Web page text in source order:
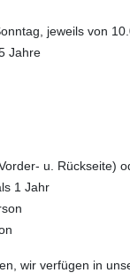
jeweils von
Jahre
u. Rückseite)
1 Jahr
wir verfügen in